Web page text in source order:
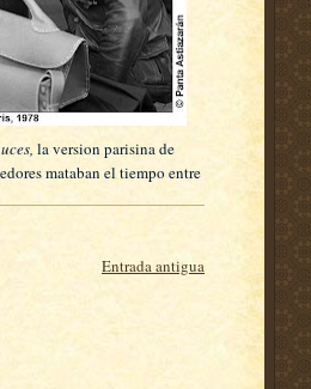
la version parisina de
mataban el tiempo entre
Entrada antigua